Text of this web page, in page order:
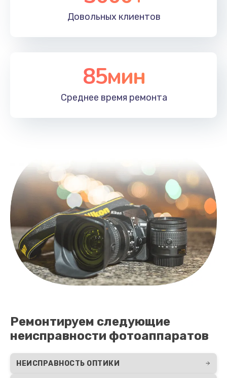
Довольных клиентов
85мин
Среднее время ремонта
Ремонтируем следующие
неисправности фотоаппаратов
НЕИСПРАВНОСТЬ ОПТИКИ